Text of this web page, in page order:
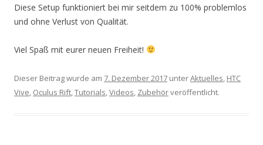
Diese Setup funktioniert bei mir seitdem zu 100% problemlos
und ohne Verlust von Qualität.
Viel Spaß mit eurer neuen Freiheit!
Dieser Beitrag wurde am 7. Dezember 2017 unterAktuelles, HTC
Vive, Oculus Rift,Tutorials,Videos, Zubehörveröffentlicht.